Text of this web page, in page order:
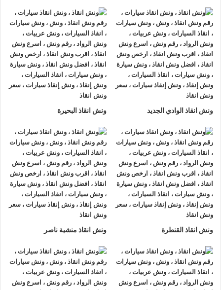
ونش انقاذ سيارات الروادلأنقاذ السيارات اسرع و ارخصونش انقاذ
سيارات في الجونةبخصم 50% اتصل بنا الان ليصلك
اقرب ونش
انقاذ سيارات في الجونةهناك العديد من الظروف الطارئة التي قد
تحدث لنا اثناء القيادة علي الطريق فمن الممكن ان تتعرض لحادث
سير مفاجي او ان تتعطل سيارتك وقد تحتاج الي نقلها الي اقرب
مركز صيانة او توكيل.
أذا كنت تبحث عن ونش انقاذ سيارات في الجونة اتصل بنا الان
علي 01063144040
01093018585
–
01120018852 ونش انقاذ الوادي الجديد ونش انقاذ البحيرة
ونش انقاذ القنطرة ونش انقاذ منشية ناصر